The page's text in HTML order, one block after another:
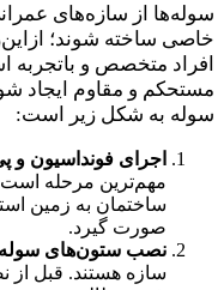
سوله‌ها از سازه‌های
خاصی ساخته شوند؛
افراد متخصص و باتجربه
مستحکم و مقاوم ایجاد
سوله به شکل زیر است:
اجرای فونداسیون و
مهم‌ترین مرحله است.
ساختمان به زمین
صورت گیرد.
نصب ستون‌های
سازه هستند. قبل از